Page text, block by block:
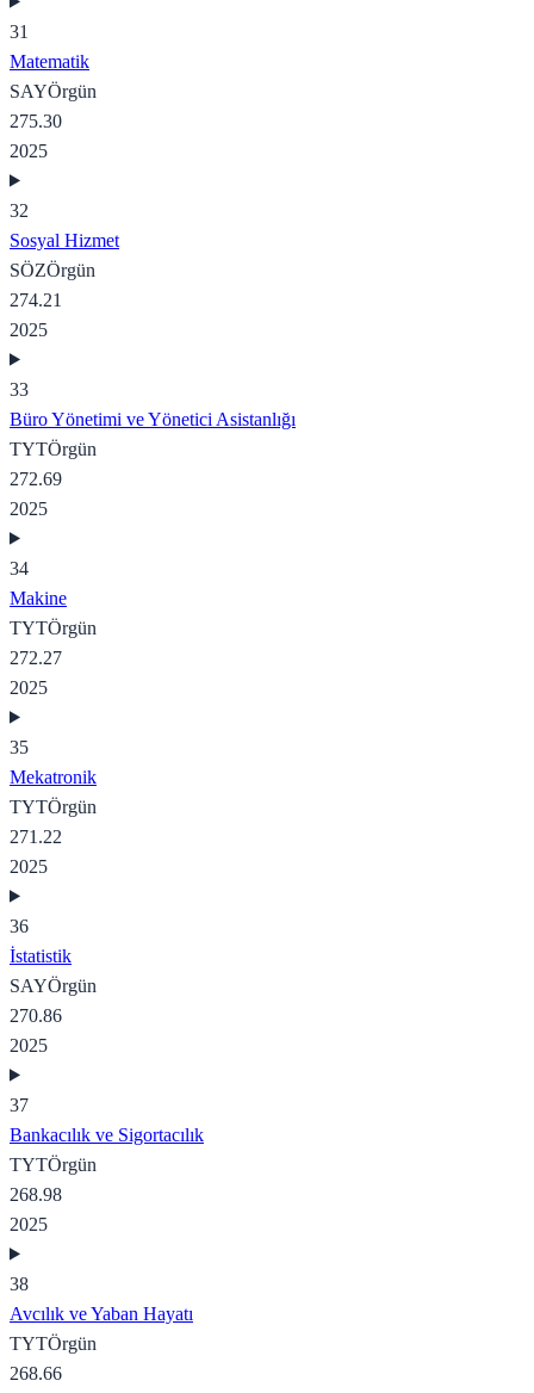
31
Matematik
SAYÖrgün
275.30
2025
32
Sosyal Hizmet
SÖZÖrgün
274.21
2025
33
Büro Yönetimi ve Yönetici Asistanlığı
TYTÖrgün
272.69
2025
34
Makine
TYTÖrgün
272.27
2025
35
Mekatronik
TYTÖrgün
271.22
2025
36
İstatistik
SAYÖrgün
270.86
2025
37
Bankacılık ve Sigortacılık
TYTÖrgün
268.98
2025
38
Avcılık ve Yaban Hayatı
TYTÖrgün
268.66